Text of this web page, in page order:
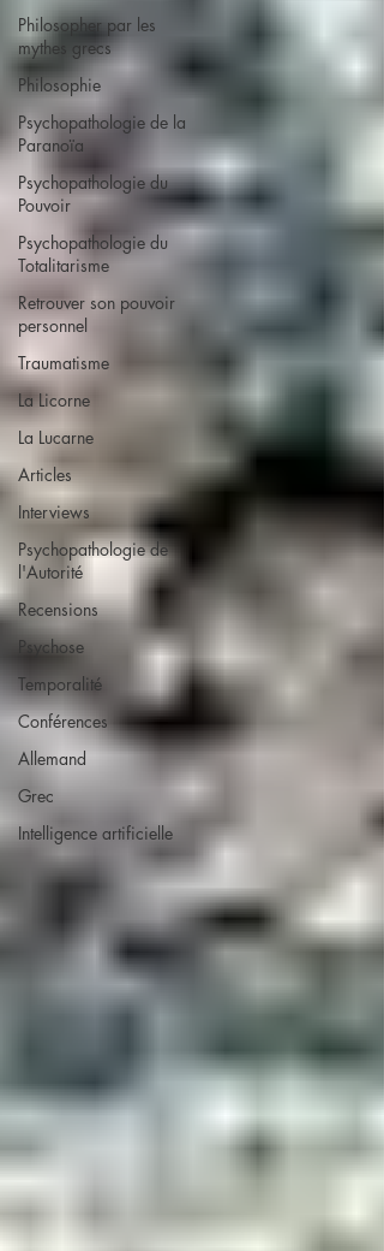
Philosopher par les
mythes grecs
Philosophie
Psychopathologie de la
Paranoïa
Psychopathologie du
Pouvoir
Psychopathologie du
Totalitarisme
Retrouver son pouvoir
personnel
Traumatisme
La Licorne
La Lucarne
Articles
Interviews
Psychopathologie de
l'Autorité
Recensions
Psychose
Temporalité
Conférences
Allemand
Grec
Intelligence artificielle